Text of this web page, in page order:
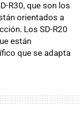
R30, que son los
orientados a
Los SD-R20
están
que se adapta